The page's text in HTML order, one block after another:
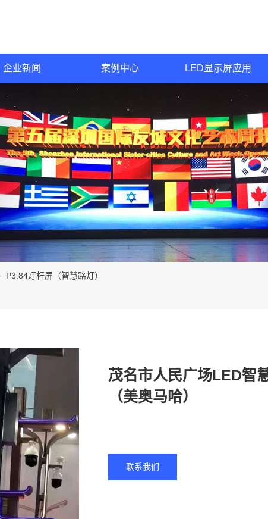
企业新闻 案例中心 LED显示屏应用
P3.84灯杆屏（智慧路灯）
茂名市人民广场LED智
（美奥马哈）
联系我们